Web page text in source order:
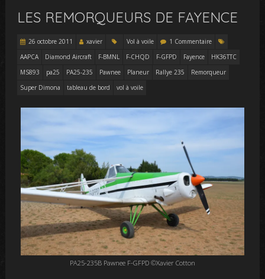
LES REMORQUEURS DE FAYENCE
26 octobre 2011 xavier Vol à voile
1 Commentaire
AAPCA
Diamond Aircraft F-BMNL F-CHQD F-GFPD Fayence
HK36TTC
MS893
pa25 PA25-235 Pawnee Planeur Rallye 235
Remorqueur
Super Dimona
tableau de bord vol à voile
PA25-235B Pawnee F-GFPD ©Xavier Cotton